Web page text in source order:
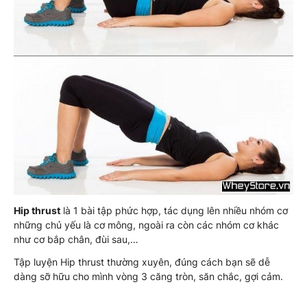
Hip thrust là 1 bài tập phức hợp, tác dụng lên nhiều nhóm cơ
những chủ yếu là cơ mông, ngoài ra còn các nhóm cơ khác
như cơ bắp chân, đùi sau,…
Tập luyện Hip thrust thường xuyên, đúng cách bạn sẽ dễ
dàng sỡ hữu cho mình vòng 3 căng tròn, săn chắc, gợi cảm.